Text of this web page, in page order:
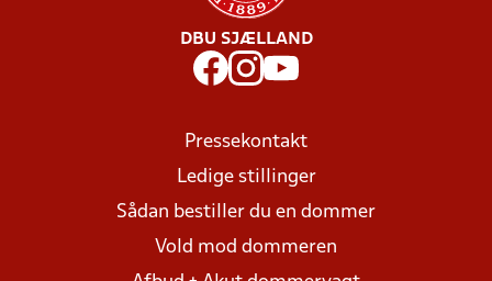
DBU SJÆLLAND
Pressekontakt
Ledige stillinger
Sådan bestiller du en dommer
Vold mod dommeren